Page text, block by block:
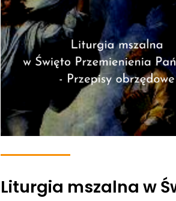
Liturgia mszalna w